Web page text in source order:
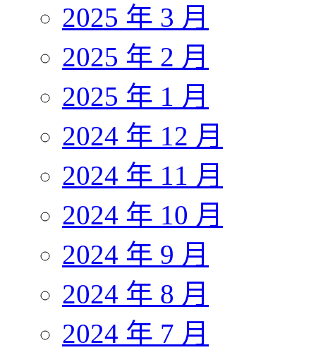
2025 年 3 月
2025 年 2 月
2025 年 1 月
2024 年 12 月
2024 年 11 月
2024 年 10 月
2024 年 9 月
2024 年 8 月
2024 年 7 月